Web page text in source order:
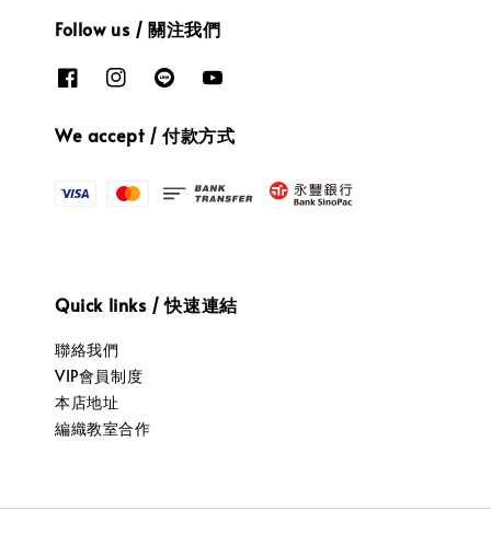
Follow us / 關注我們
We accept / 付款方式
Quick links / 快速連結
聯絡我們
VIP會員制度
本店地址
編織教室合作